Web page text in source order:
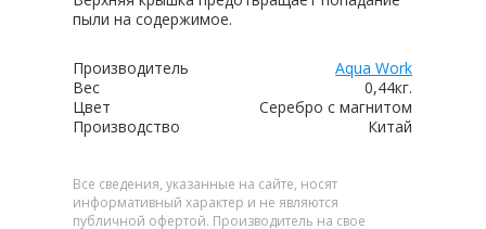
пыли на содержимое.
Производитель
Aqua Work
Вес
0,44кг.
Цвет
Серебро с магнитом
Производство
Китай
Все сведения, указанные на сайте, носят
информативный характер и не являются
публичной офертой. Производитель на свое